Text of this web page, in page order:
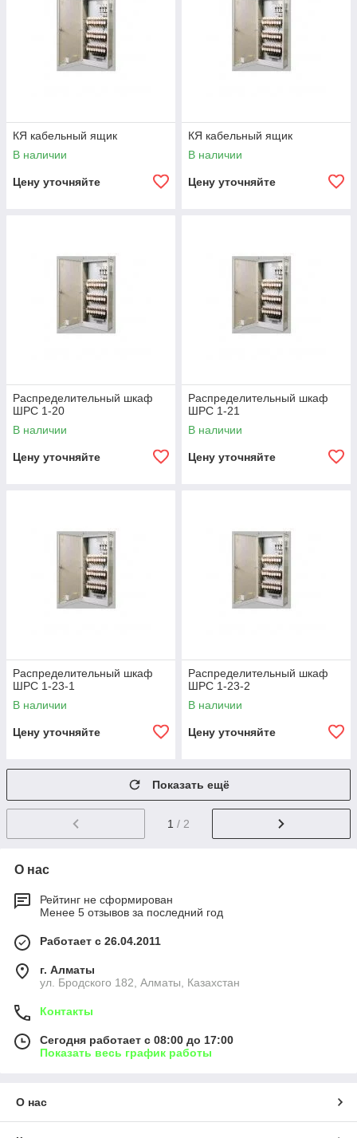
КЯ кабельный ящик
В наличии
Цену уточняйте
КЯ кабельный ящик
В наличии
Цену уточняйте
Распределительный шкаф
ШРС 1-20
В наличии
Цену уточняйте
Распределительный шкаф
ШРС 1-21
В наличии
Цену уточняйте
Распределительный шкаф
ШРС 1-23-1
В наличии
Цену уточняйте
Распределительный шкаф
ШРС 1-23-2
В наличии
Цену уточняйте
Показать ещё
1 / 2
О нас
Рейтинг не сформирован
Менее 5 отзывов за последний год
Работает с 26.04.2011
г. Алматы
ул. Бродского 182, Алматы, Казахстан
Контакты
Сегодня работает с 08:00 до 17:00
Показать весь график работы
О нас